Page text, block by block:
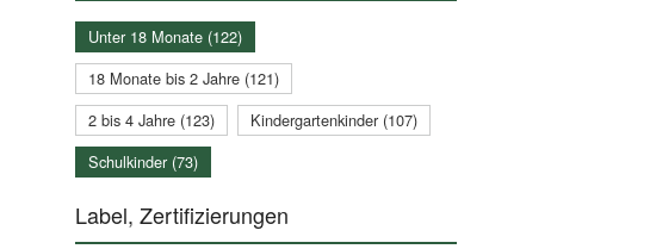
Unter 18 Monate (122)
18 Monate bis 2 Jahre (121)
2 bis 4 Jahre (123)
Kindergartenkinder (107)
Schulkinder (73)
Label, Zertifizierungen